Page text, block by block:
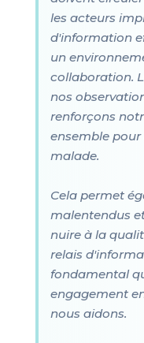
les acteurs
d'information
un
collaboration.
nos
renforçons
ensemble pour
malade.
Cela permet
malentendus
nuire à la
relais
fondamental
engagement
nous aidons.